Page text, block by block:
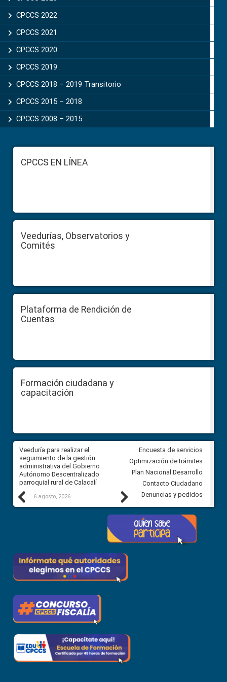
CPCCS 2022
CPCCS 2021
CPCCS 2020
CPCCS 2019 .
CPCCS 2018 – 2019 Transitorio
CPCCS 2015 – 2018
CPCCS 2008 – 2015
FooterCPCCS EN LÍNEA
Veedurías, Observatorios y
Comités
Plataforma de Rendición de
Cuentas
Formación ciudadana y
capacitación
Previous
Veeduría para realizar el
seguimiento de la gestión
administrativa del Gobierno
Autónomo Descentralizado
parroquial rural de Calacalí
6 agosto, 2026
Veeduría para vigilar los
derivados de la Audiencia
comunidad Urbina, parroquia
Carolina
5 agosto, 2026
Next
Encuesta de servicios
Optimización de trámites
Plan Nacional Desarrollo
Contacto Ciudadano
Denuncias y pedidos